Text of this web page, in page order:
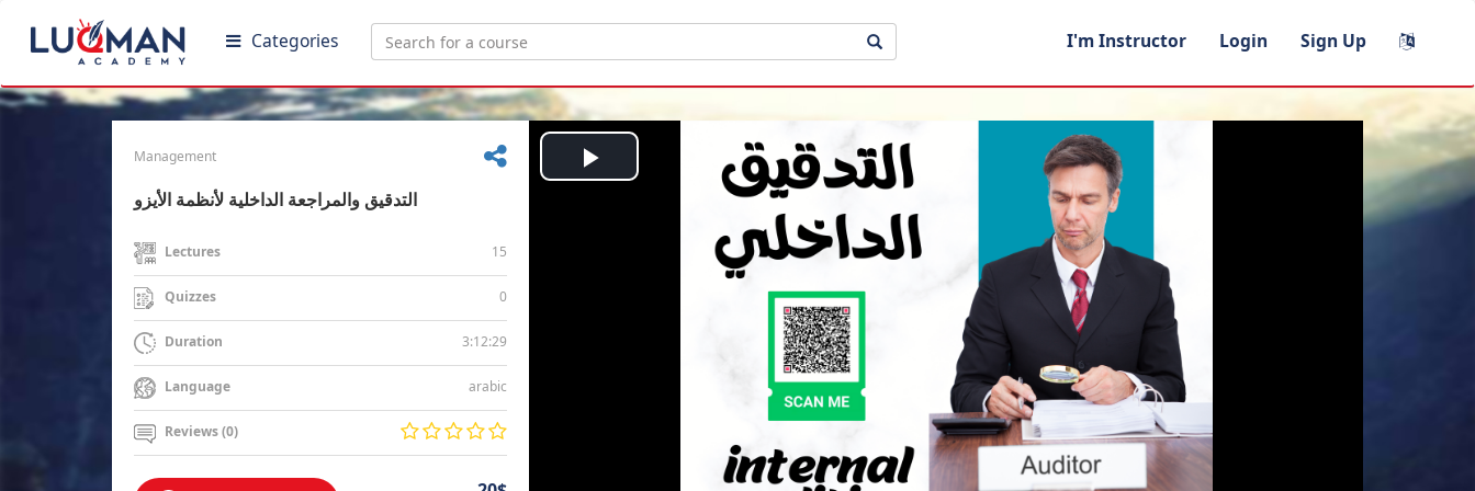
Categories I'm Instructor Login Sign Up
Management
التدقيق والمراجعة الداخلية لأنظمة الأيزو
Lectures 15
Quizzes 0
Duration 3:12:29
Language arabic
Reviews (0)
Play